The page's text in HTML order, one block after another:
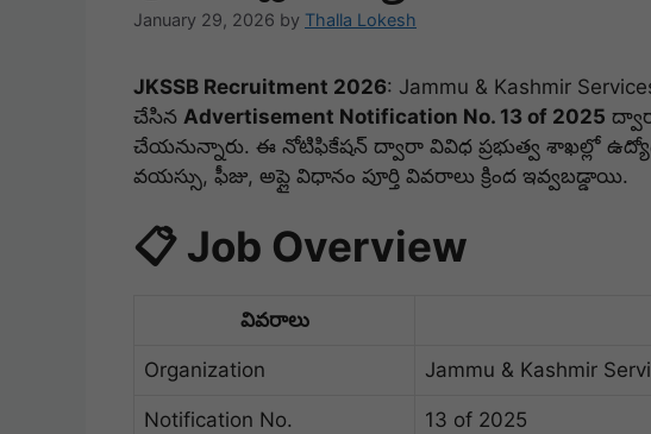
January 29, 2026 by Thalla Lokesh
JKSSB Recruitment 2026: Jammu & Kashmir
చేసిన Advertisement Notification No. 13 of 2025
చేయనున్నారు. ఈ నోటిఫికేషన్ ద్వారా వివిధ ప్రభుత్వ శాఖల్లో
వయస్సు, ఫీజు, అప్లై విధానం పూర్తి వివరాలు క్రింద ఇవ్వబడ్డాయి.
📋 Job Overview
వివరాలు
Organization Jammu & Kashmir
Notification No. 13 of 2025